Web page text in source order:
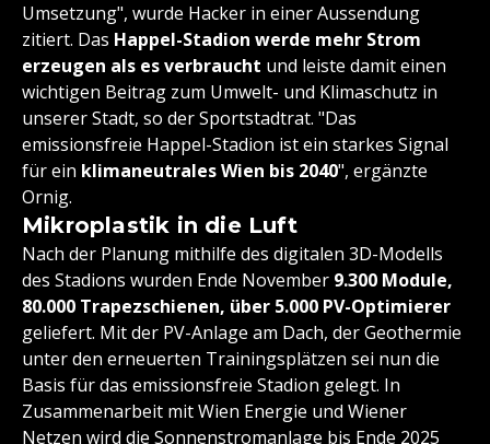
Umsetzung", wurde Hacker in einer Aussendung
zitiert. Das Happel-Stadion werde mehr Strom
erzeugen als es verbraucht und leiste damit einen
wichtigen Beitrag zum Umwelt- und Klimaschutz in
unserer Stadt, so der Sportstadtrat. "Das
emissionsfreie Happel-Stadion ist ein starkes Signal
für ein klimaneutrales Wien bis 2040", ergänzte
Ornig.
Mikroplastik in die Luft
Nach der Planung mithilfe des digitalen 3D-Modells
des Stadions wurden Ende November 9.300 Module,
80.000 Trapezschienen, über 5.000 PV-Optimierer
geliefert. Mit der PV-Anlage am Dach, der Geothermie
unter den erneuerten Trainingsplätzen sei nun die
Basis für das emissionsfreie Stadion gelegt. In
Zusammenarbeit mit Wien Energie und Wiener
Netzen wird die Sonnenstromanlage bis Ende 2025